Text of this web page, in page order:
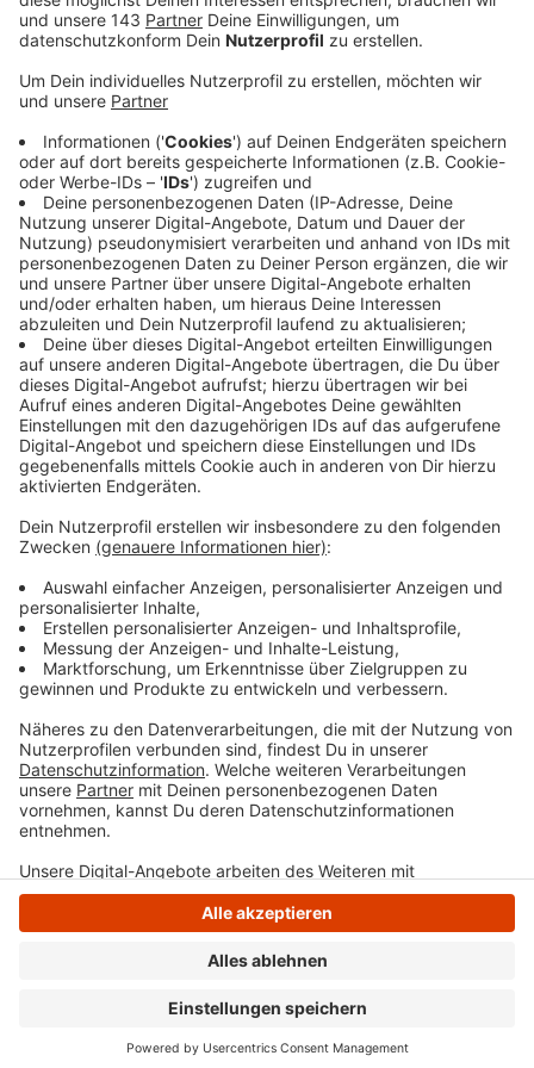
Veröffentlicht:Freitag, 14.05.2021 12:22
Anzeige
Die Ausgangssperre wird ab Sonntag aufgehoben und
wir dürfen uns wieder mit mehr Leuten in der
Öffentlichkeit treffen treffen, bis zu zwei Haushalte
mit maximal fünf Personen. Außerdem darf vieles
wieder aufmachen: Museen, Solarien und auch
Nagelstudios und andere Kosmetikstudios. Das Land
NRW hat zudem am Mittwoch die neue Corona-
Schutzverordnung beschlossen und die besagt, dass
auch die Außengastronomie und Hotels wieder
aufmachen dürfen, wenn, wie bei uns im Kreis, die
Inzidenz stabil unter 100 liegt. Jetzt wartet der Kreis
nur noch auf das endgültige "Go" vom Land und dann
wird gelockert. Eine Übersicht aller Regeln, die ab einer
Inzidenz von 100 und damit auch bei uns im Kreis ab
nachlesen.
Anzeige
Anzeige